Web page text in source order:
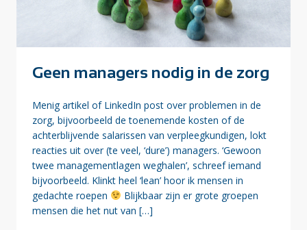
Geen managers nodig in de zorg
Menig artikel of LinkedIn post over problemen in de
zorg, bijvoorbeeld de toenemende kosten of de
achterblijvende salarissen van verpleegkundigen, lokt
reacties uit over (te veel, ‘dure’) managers. ‘Gewoon
twee managementlagen weghalen’, schreef iemand
bijvoorbeeld. Klinkt heel ‘lean’ hoor ik mensen in
gedachte roepen
Blijkbaar zijn er grote groepen
mensen die het nut van […]